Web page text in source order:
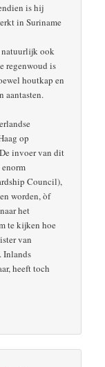
is hij
in Suriname
natuurlijk ook
regenwoud is
houtkap en
aantasten.
op
invoer van dit
Council),
worden, òf
het
te kijken hoe
van
Inlands
heeft toch